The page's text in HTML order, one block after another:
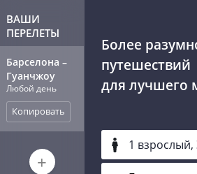
ВАШИ
ПЕРЕЛЕТЫ
Барселона –
Гуанчжоу
Любой день
Копировать
+
Более
путешествий
для лучшего
1